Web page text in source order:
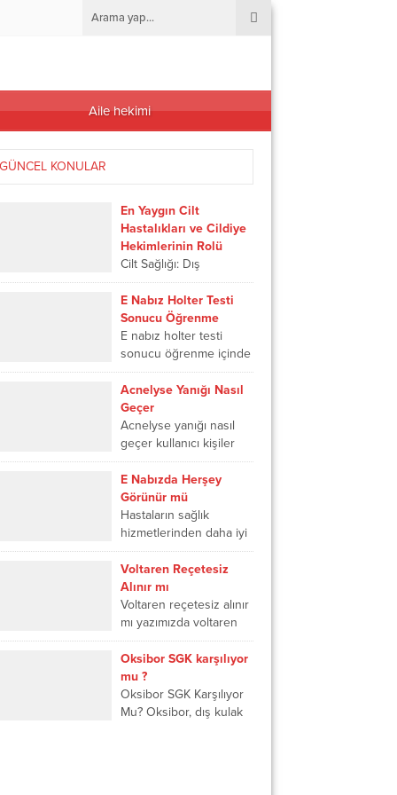
Aile hekimi
GÜNCEL KONULAR
En Yaygın Cilt
Hastalıkları ve Cildiye
Hekimlerinin Rolü
Cilt Sağlığı: Dış
Görünüşten Çok Daha
Fazlası Görünüşe
aldanmamak lazım;
çünkü cilt, sadece
estetik değil aynı
zamanda sağlığımızın da
aynasıdır. Günlük...
E Nabız Holter Testi
Sonucu Öğrenme
E nabız holter testi
sonucu öğrenme içinde
kullanılabilmektedir.
Tıbbi tetkiklerin hemen
hepsi E-nabız üzerinde
gözlemlenmektedir. Kalp
ritimlerindeki
değişiklikleri ve
tansiyonu...
Acnelyse Yanığı Nasıl
Geçer
Acnelyse yanığı nasıl
geçer kullanıcı kişiler
tarafından merak edilen
bir sorudur. Acnelyse
cilt hücrelerini
yenilemek için kullanılan
kremlerdendir. Acnelyse
bilinçsizce...
E Nabızda Herşey
Görünür mü
Hastaların sağlık
hizmetlerinden daha iyi
yararlanmaları için
geliştirilmiş dijital
platform e-Nabız
kullanımı giderek
yaygınlaşmaktadır. E-
Nabız kullanıcılarının
sıklıkla merak ettikleri
konular...
Voltaren Reçetesiz
Alınır mı
Voltaren reçetesiz alınır
mı yazımızda voltaren
iğne reçetesiz alınır mi,
voltaren krem reçetesiz
alınır mı, voltaren sr 75
mg reçetesiz...
Oksibor SGK karşılıyor
mu ?
Oksibor SGK Karşılıyor
Mu? Oksibor, dış kulak